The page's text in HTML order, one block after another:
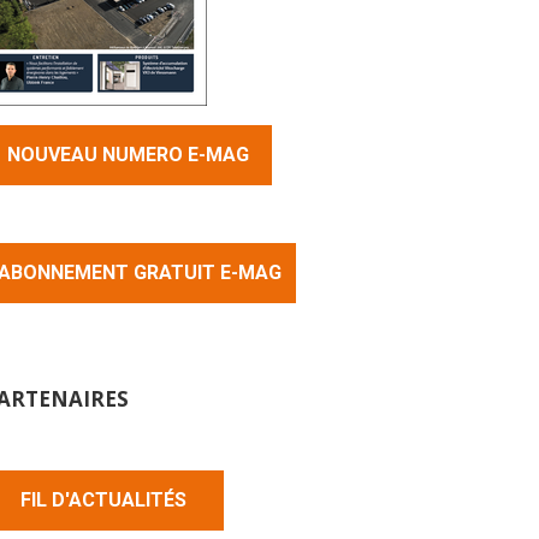
NOUVEAU NUMERO E-MAG
GRATUIT E-MAG
FIL D'ACTUALITÉS